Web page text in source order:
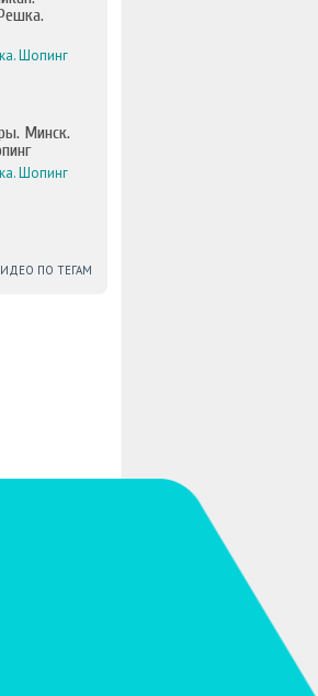
Шопинг
Минск.
Шопинг
ПО ТЕГАМ